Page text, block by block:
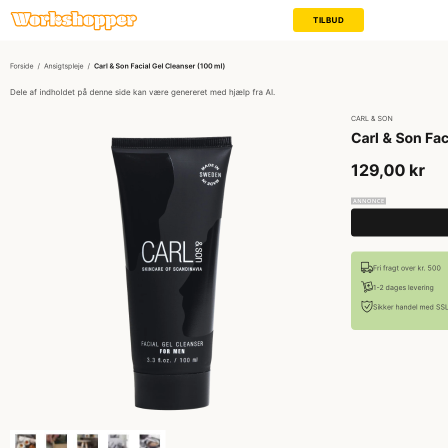
TILBUD
Forside / Ansigtspleje / Carl & Son Facial Gel Cleanser (100 ml)
Dele af indholdet på denne side kan være genereret med hjælp fra AI.
CARL & SON
Carl & Son
129,00 kr
Fri fragt over kr. 500
1-2 dages levering
Sikker handel med